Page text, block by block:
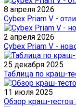
8 апреля 2026
Cybex Priam V -
2 апреля 2026
Cybex Priam V -
25 декабря 2025
Таблица по краш-
11 июля 2025
Обзор краш-тестов